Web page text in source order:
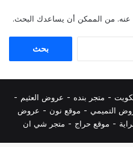
عنه. من الممكن أن يساعدك البحث.
- متجر بنده - عروض العثيم -
التميمي - موقع نون - عروض
- موقع حراج - متجر شي ان